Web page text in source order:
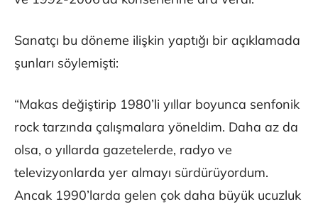
Sanatçı bu döneme ilişkin yaptığı bir açıklamada
şunları söylemişti:
“Makas değiştirip 1980’li yıllar boyunca senfonik
rock tarzında çalışmalara yöneldim. Daha az da
olsa, o yıllarda gazetelerde, radyo ve
televizyonlarda yer almayı sürdürüyordum.
Ancak 1990’larda gelen çok daha büyük ucuzluk